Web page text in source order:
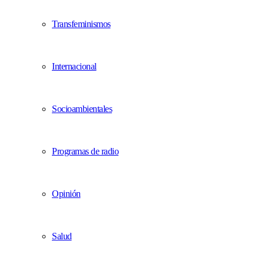
Transfeminismos
Internacional
Socioambientales
Programas de radio
Opinión
Salud